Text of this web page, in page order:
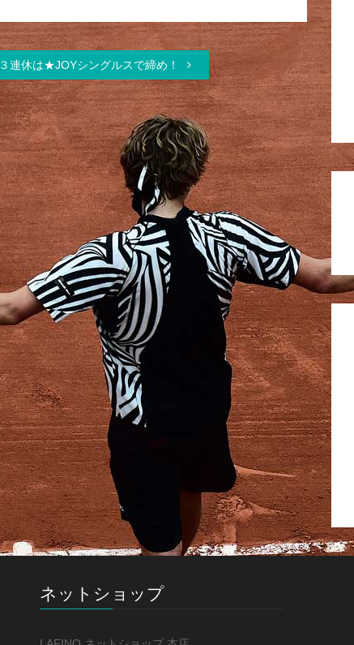
３連休は★JOYシングルスで締め！
ネットショップ